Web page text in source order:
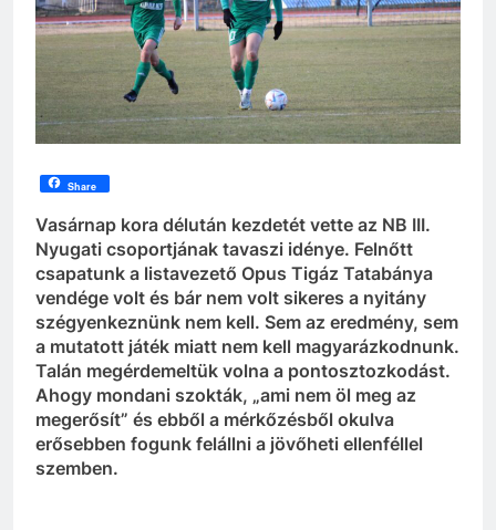
Share
Vasárnap kora délután kezdetét vette az NB III.
Nyugati csoportjának tavaszi idénye. Felnőtt
csapatunk a listavezető Opus Tigáz Tatabánya
vendége volt és bár nem volt sikeres a nyitány
szégyenkeznünk nem kell. Sem az eredmény, sem
a mutatott játék miatt nem kell magyarázkodnunk.
Talán megérdemeltük volna a pontosztozkodást.
Ahogy mondani szokták, „ami nem öl meg az
megerősít” és ebből a mérkőzésből okulva
erősebben fogunk felállni a jövőheti ellenféllel
szemben.